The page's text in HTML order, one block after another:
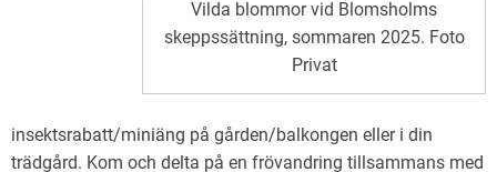
Vilda blommor vid Blomsholms
skeppssättning, sommaren 2025. Foto
Privat
insektsrabatt/miniäng på gården/balkongen eller i din
trädgård. Kom och delta på en frövandring tillsammans med